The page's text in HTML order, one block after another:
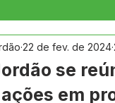
Esporte e Lazer
se
em
22 de fev. de 2024